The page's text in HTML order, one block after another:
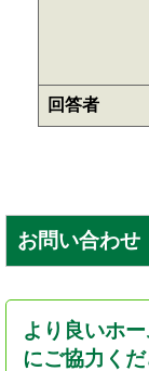
回答者
お問い合わせ
より良いホ
にご協力くだ